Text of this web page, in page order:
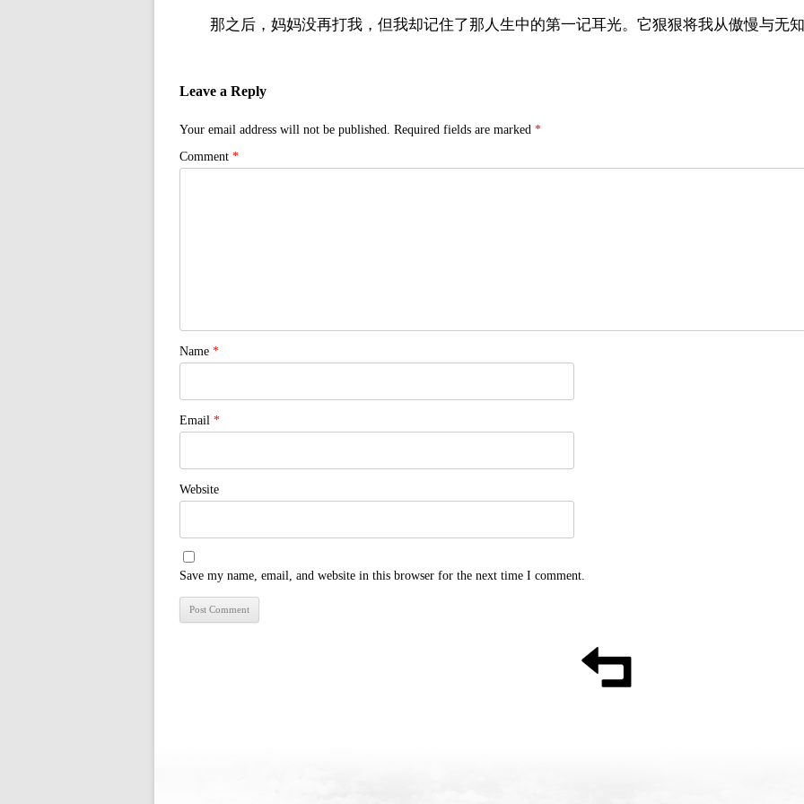
那之后，妈妈没再打我，但我却记住了那人生中的第一记耳光。它狠狠将我从傲慢与无知
Leave a Reply
Your email address will not be published. Required fields are marked *
Comment *
Name *
Email *
Website
Save my name, email, and website in this browser for the next time I comment.